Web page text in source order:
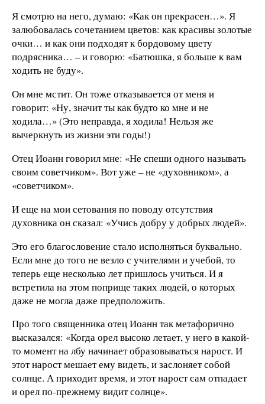
Я смотрю на него, думаю: «Как он прекрасен…». Я
залюбовалась сочетанием цветов: как красивы золотые
очки… и как они подходят к бордовому цвету
подрясника… – и говорю: «Батюшка, я больше к вам
ходить не буду».
Он мне мстит. Он тоже отказывается от меня и
говорит: «Ну, значит ты как будто ко мне и не
ходила…» (Это неправда, я ходила! Нельзя же
вычеркнуть из жизни эти годы!)
Отец Иоанн говорил мне: «Не спеши одного называть
своим советчиком». Вот уже – не «духовником», а
«советчиком».
И еще на мои сетования по поводу отсутствия
духовника он сказал: «Учись добру у добрых людей».
Это его благословение стало исполняться буквально.
Если мне до того не везло с учителями и учебой, то
теперь еще несколько лет пришлось учиться. И я
встретила на этом поприще таких людей, о которых
даже не могла даже предположить.
Про того священника отец Иоанн так метафорично
высказался: «Когда орел высоко летает, у него в какой-
то момент на лбу начинает образовываться нарост. И
этот нарост мешает ему видеть, и заслоняет собой
солнце. А приходит время, и этот нарост сам отпадает
и орел по-прежнему видит солнце».